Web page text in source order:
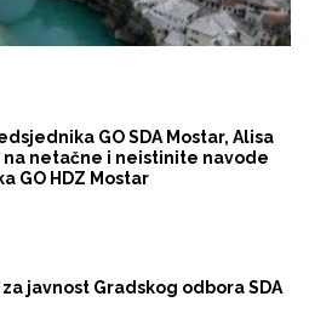
GO SDA Mostar, Alisa
na netačne i neistinite navode
GO HDZ Mostar
javnost Gradskog odbora SDA